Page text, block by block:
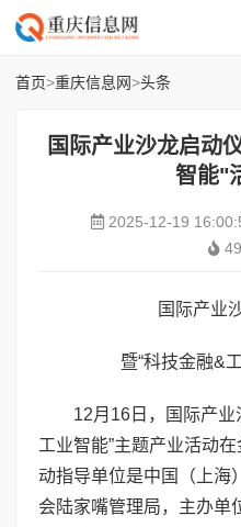
首页>重庆信息网>头条
国际产业沙龙启动
智能"
2025-12-19
国际产业
暨“科技金融&
12月16日，国际产业
工业智能”主题产业活动
动指导单位是中国（上海
会陆家嘴管理局，主办单